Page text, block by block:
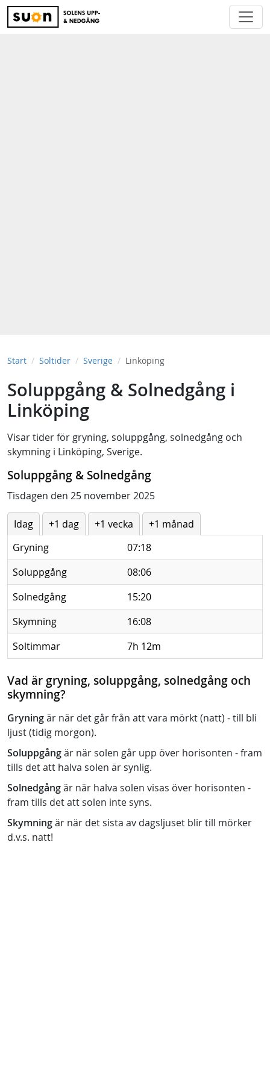
Start Soltider Sverige Linköping
Soluppgång & Solnedgång i
Linköping
Visar tider för gryning, soluppgång, solnedgång och
skymning i Linköping, Sverige.
Soluppgång & Solnedgång
Tisdagen den 25 november 2025
Idag +1 dag +1 vecka
+1 månad
Gryning
07:18
Soluppgång
08:06
Solnedgång
15:20
Skymning
16:08
Soltimmar
7h 12m
Vad är gryning, soluppgång, solnedgång och
skymning?
Gryningär när det går från att vara mörkt (natt) - till bli
ljust (tidig morgon).
Soluppgångär när solen går upp över horisonten - fram
tills det att halva solen är synlig.
Solnedgångär när halva solen visas över horisonten -
fram tills det att solen inte syns.
Skymningär när det sista av dagsljuset blir till mörker
d.v.s. natt!